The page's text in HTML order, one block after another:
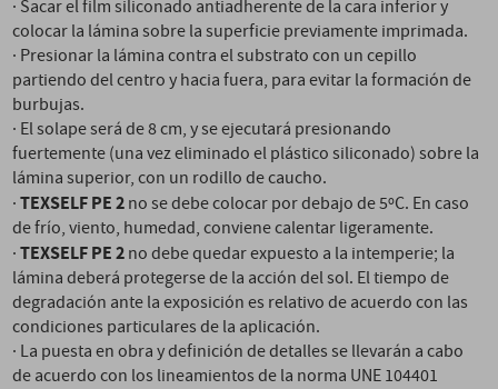
· Sacar el film siliconado antiadherente de la cara inferior y
colocar la lámina sobre la superficie previamente imprimada.
· Presionar la lámina contra el substrato con un cepillo
partiendo del centro y hacia fuera, para evitar la formación de
burbujas.
· El solape será de 8 cm, y se ejecutará presionando
fuertemente (una vez eliminado el plástico siliconado) sobre la
lámina superior, con un rodillo de caucho.
·TEXSELF PE 2no se debe colocar por debajo de 5ºC. En caso
de frío, viento, humedad, conviene calentar ligeramente.
·TEXSELF PE 2no debe quedar expuesto a la intemperie; la
lámina deberá protegerse de la acción del sol. El tiempo de
degradación ante la exposición es relativo de acuerdo con las
condiciones particulares de la aplicación.
· La puesta en obra y definición de detalles se llevarán a cabo
de acuerdo con los lineamientos de la norma UNE 104401